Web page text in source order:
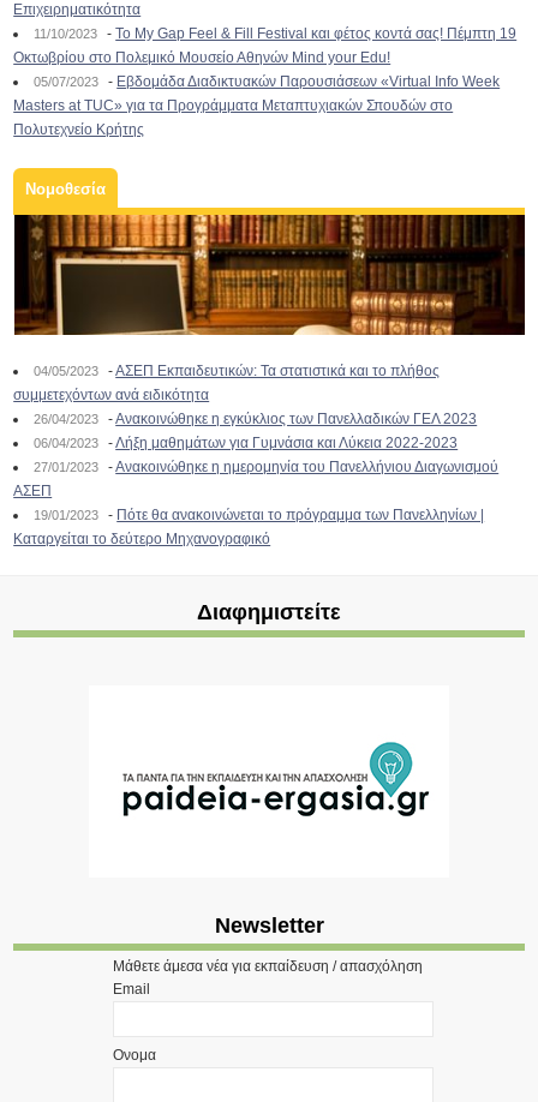
Επιχειρηματικότητα
11/10/2023 -To My Gap Feel & Fill Festival και φέτος κοντά σας! Πέμπτη 19
Οκτωβρίου στο Πολεμικό Μουσείο Αθηνών Mind your Edu!
05/07/2023 - Εβδομάδα Διαδικτυακών Παρουσιάσεων «Virtual Info Week
Masters at TUC» για τα Προγράμματα Μεταπτυχιακών Σπουδών στο
Πολυτεχνείο Κρήτης
Νομοθεσία
04/05/2023 -ΑΣΕΠ Εκπαιδευτικών: Τα στατιστικά και το πλήθος
συμμετεχόντων ανά ειδικότητα
26/04/2023 -Ανακοινώθηκε η εγκύκλιος των Πανελλαδικών ΓΕΛ 2023
06/04/2023 -Λήξη μαθημάτων για Γυμνάσια και Λύκεια 2022-2023
27/01/2023 -Ανακοινώθηκε η ημερομηνία του Πανελλήνιου Διαγωνισμού
ΑΣΕΠ
19/01/2023 - Πότε θα ανακοινώνεται το πρόγραμμα των Πανελληνίων |
Καταργείται το δεύτερο Μηχανογραφικό
Διαφημιστείτε
Newsletter
Μάθετε άμεσα νέα για εκπαίδευση / απασχόληση
Email
Ονομα